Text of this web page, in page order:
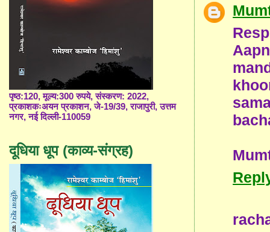
पृष्ठ:120, मूल्य:300 रुपये, संस्करण: 2022,
प्रकाशकःअयन प्रकाशन, जे-19/39, राजापुरी, उत्तम
नगर, नई दिल्ली-110059
दूधिया धूप (काव्य-संग्रह)